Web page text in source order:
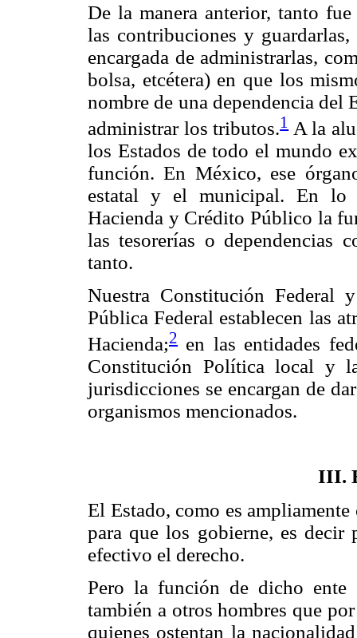
De la manera anterior, tanto
las contribuciones y
encargada de administrarlas,
bolsa, etcétera) en que los
nombre de una dependencia del
administrar los tributos.1A la
los Estados de todo el mundo
función. En México, ese
estatal y el municipal. En lo
Hacienda y Crédito Público la
las tesorerías o
tanto.
Nuestra Constitución Federal
Pública Federal establecen las
Hacienda;2 en las entidades
Constitución Política local y
jurisdicciones se encargan de
organismos mencionados.
III.
El Estado, como es
para que los gobierne, es decir
efectivo el derecho.
Pero la función de dicho ente
también a otros hombres que
quienes ostentan la